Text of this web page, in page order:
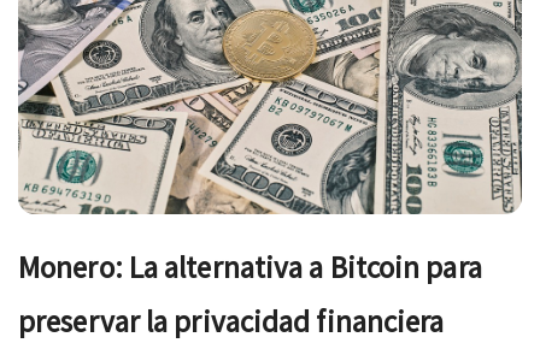
Monero: La alternativa a Bitcoin para
preservar la privacidad financiera